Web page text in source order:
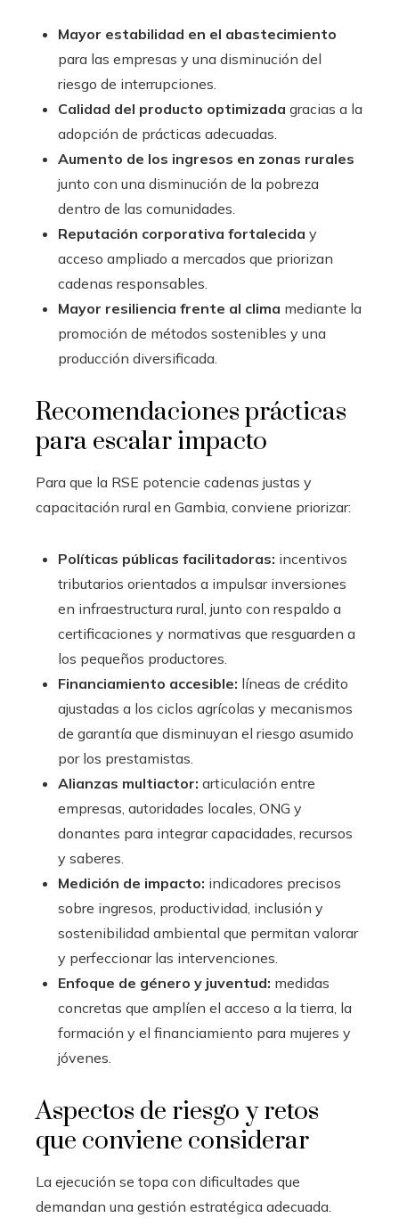
Mayor estabilidad en el abastecimiento
para las empresas y una disminución del
riesgo de interrupciones.
Calidad del producto optimizada gracias a la
adopción de prácticas adecuadas.
Aumento de los ingresos en zonas rurales
junto con una disminución de la pobreza
dentro de las comunidades.
Reputación corporativa fortalecida y
acceso ampliado a mercados que priorizan
cadenas responsables.
Mayor resiliencia frente al clima mediante la
promoción de métodos sostenibles y una
producción diversificada.
Recomendaciones prácticas
para escalar impacto
Para que la RSE potencie cadenas justas y
capacitación rural en Gambia, conviene priorizar:
Políticas públicas facilitadoras: incentivos
tributarios orientados a impulsar inversiones
en infraestructura rural, junto con respaldo a
certificaciones y normativas que resguarden a
los pequeños productores.
Financiamiento accesible: líneas de crédito
ajustadas a los ciclos agrícolas y mecanismos
de garantía que disminuyan el riesgo asumido
por los prestamistas.
Alianzas multiactor: articulación entre
empresas, autoridades locales, ONG y
donantes para integrar capacidades, recursos
y saberes.
Medición de impacto: indicadores precisos
sobre ingresos, productividad, inclusión y
sostenibilidad ambiental que permitan valorar
y perfeccionar las intervenciones.
Enfoque de género y juventud: medidas
concretas que amplíen el acceso a la tierra, la
formación y el financiamiento para mujeres y
jóvenes.
Aspectos de riesgo y retos
que conviene considerar
La ejecución se topa con dificultades que
demandan una gestión estratégica adecuada.